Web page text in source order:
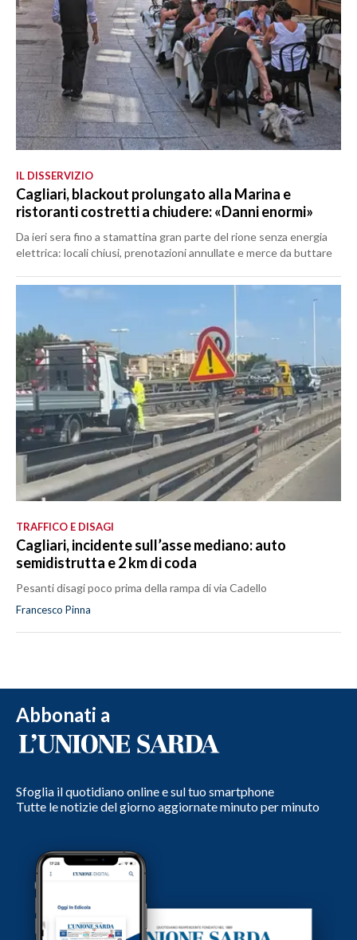
IL DISSERVIZIO
Cagliari, blackout prolungato alla Marina e
ristoranti costretti a chiudere: «Danni enormi»
Da ieri sera fino a stamattina gran parte del rione senza energia
elettrica: locali chiusi, prenotazioni annullate e merce da buttare
TRAFFICO E DISAGI
Cagliari, incidente sull’asse mediano: auto
semidistrutta e 2 km di coda
Pesanti disagi poco prima della rampa di via Cadello
Francesco Pinna
Abbonati a
Sfoglia il quotidiano online e sul tuo smartphone
Tutte le notizie del giorno aggiornate minuto per minuto